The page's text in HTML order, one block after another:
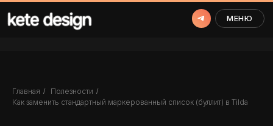
Главная / Полезности /
Как заменить стандартный мapкepованный список (буллит) в Tilda